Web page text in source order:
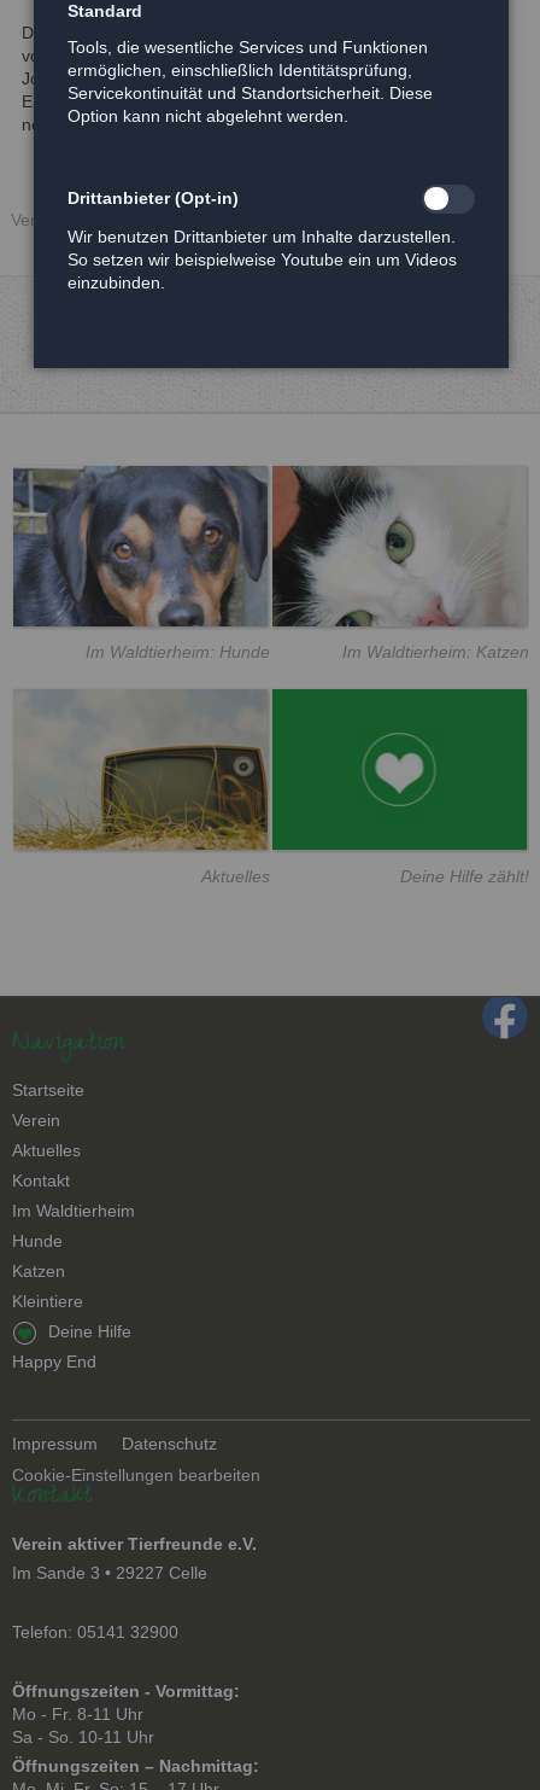
Dieser kleine Mann hier hat noch keinen Namen. Also:
vorrübergehen „John Doe““
John ist 12 Wochen alt und geht schon super an der Leine.
Er wurde im Waldtierheim geboren und ist nun bereit für seine
neue Familie
Veröffentlicht: 27.12.2017
Im Waldtierheim: Hunde Im Waldtierheim: Katzen
Aktuelles Deine Hilfe zählt!
Navigation
Navigation
überspringen
Startseite
Verein
Aktuelles
Kontakt
Navigation
überspringen
Im Waldtierheim
Hunde
Katzen
Kleintiere
Navigation
überspringen
Deine Hilfe
Happy End
Navigation
überspringen
Impressum
Datenschutz
Cookie-Einstellungen bearbeiten
Kontakt
Verein aktiver Tierfreunde e.V.
Im Sande 3 • 29227 Celle
Telefon: 05141 32900
Öffnungszeiten - Vormittag:
Mo - Fr. 8-11 Uhr
Sa - So. 10-11 Uhr
Öffnungszeiten – Nachmittag:
Standard
Tools, die wesentliche Services und Funktionen
ermöglichen, einschließlich Identitätsprüfung,
Servicekontinuität und Standortsicherheit. Diese
Option kann nicht abgelehnt werden.
Drittanbieter (Opt-in)
Wir benutzen Drittanbieter um Inhalte darzustellen.
So setzen wir beispielweise Youtube ein um Videos
einzubinden.